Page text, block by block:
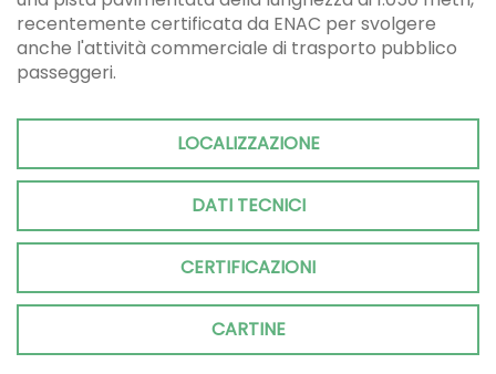
recentemente certificata da ENAC per svolgere
anche l'attività commerciale di trasporto pubblico
passeggeri.
LOCALIZZAZIONE
DATI TECNICI
CERTIFICAZIONI
CARTINE